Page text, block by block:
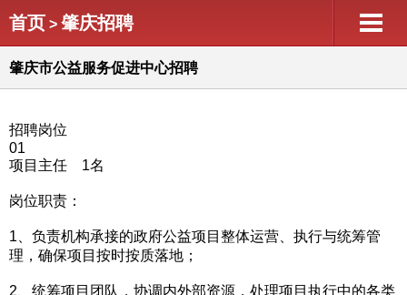
首页 > 肇庆招聘
肇庆市公益服务促进中心招聘
招聘岗位
01
项目主任 1名
岗位职责：
1、负责机构承接的政府公益项目整体运营、执行与统筹管
理，确保项目按时按质落地；
2、统筹项目团队，协调内外部资源，处理项目执行中的各类